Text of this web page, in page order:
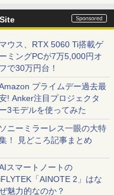
マウス、RTX 5060 Ti搭載ゲ
ーミングPCが7万5,000円オ
フで30万円台！
プライムデー過去最
! Anker注目プロジェクタ
ー3モデルを使ってみた
ソニーミラーレス一眼の大特
！ 見どころ記事まとめ
スマートノートの
iFLYTEK「AINOTE 2」はな
魅力的なのか？